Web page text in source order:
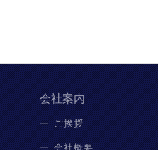
会社案内
ご挨拶
会社概要